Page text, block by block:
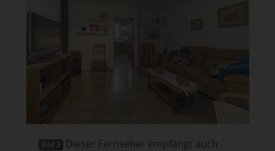
Bild 3
Dieser Fernseher empfängt auch